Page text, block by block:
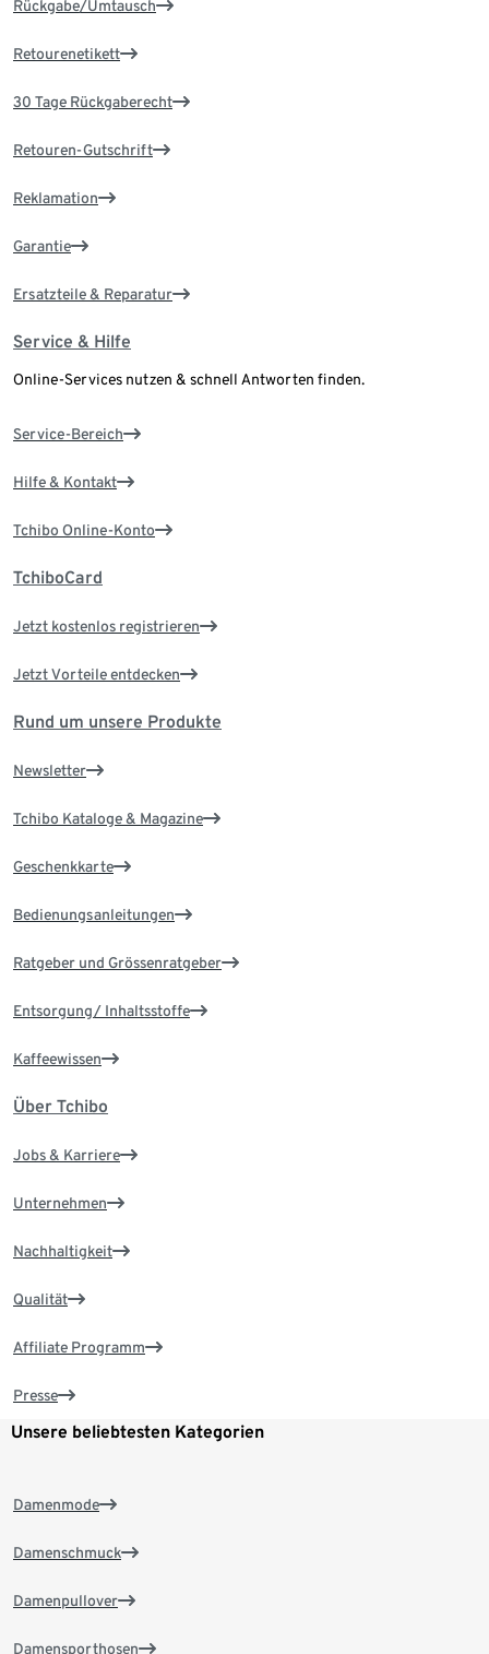
Rückgabe/Umtausch
Retourenetikett
30 Tage Rückgaberecht
Retouren-Gutschrift
Reklamation
Garantie
Ersatzteile & Reparatur
Service & Hilfe
Online-Services nutzen & schnell Antworten finden.
Service-Bereich
Hilfe & Kontakt
Tchibo Online-Konto
TchiboCard
Jetzt kostenlos registrieren
Jetzt Vorteile entdecken
Rund um unsere Produkte
Newsletter
Tchibo Kataloge & Magazine
Geschenkkarte
Bedienungsanleitungen
Ratgeber und Grössenratgeber
Entsorgung/ Inhaltsstoffe
Kaffeewissen
Über Tchibo
Jobs & Karriere
Unternehmen
Nachhaltigkeit
Qualität
Affiliate Programm
Presse
Unsere beliebtesten Kategorien
Damenmode
Damenschmuck
Damenpullover
Damensporthosen